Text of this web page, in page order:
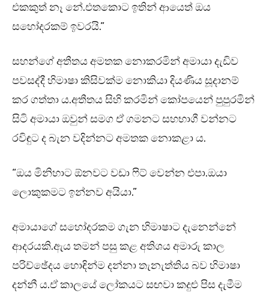
එකකුත් නෑ නේ.එතකොට ඉතින් ආයෙත් ඔය
සහෝදරකම් ඉවරයි.”
සහන්ගේ අතීතය අමතක නොකරමින් අමායා දැඩිව
පවසද්දී හිමාෂා කිසිවක්ම නොකියා දියණිය සූදානම්
කර ගත්තා ය.අතීතය සිහි කරමින් කෝපයෙන් පුපුරමින්
සිටි අමායා ඔවුන් සමග ඒ ගමනට සහභාගී වන්නට
රවිඳුට ද බැන වදින්නට අමතක නොකළා ය.
“ඔය මිනිහාට ඕනවට වඩා ෆිට් වෙන්න එපා.ඔයා
ලොකුකමට ඉන්නව අයියා.”
අමායාගේ සහෝදරකම ගැන හිමාෂාට දැනෙන්නේ
ආදරයකි.ඇය තමන් පසු කළ අතිශය අමාරු කාල
පරිච්ඡේදය හොඳින්ම දන්නා තැනැත්තිය බව හිමාෂා
දන්නී ය.ඒ කාලයේ ලෝකයට සඟවා කදුළු පිස දැමීම